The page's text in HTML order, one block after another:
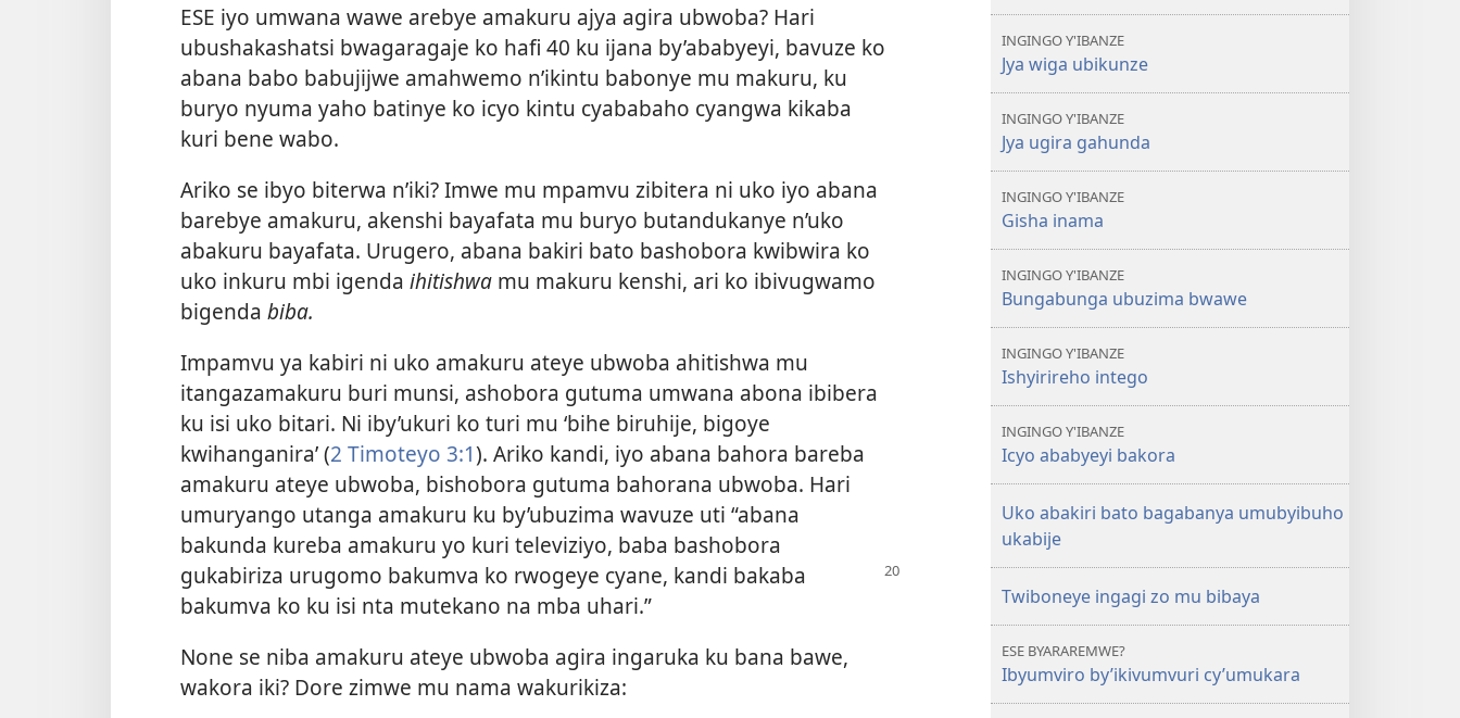
ESE iyo umwana wawe arebye amakuru ajya agira ubwoba? Hari
ubushakashatsi bwagaragaje ko hafi 40 ku ijana by’ababyeyi, bavuze ko
abana babo babujijwe amahwemo n’ikintu babonye mu makuru, ku
buryo nyuma yaho batinye ko icyo kintu cyababaho cyangwa kikaba
kuri bene wabo.
Ariko se ibyo biterwa n’iki? Imwe mu mpamvu zibitera ni uko iyo abana
barebye amakuru, akenshi bayafata mu buryo butandukanye n’uko
abakuru bayafata. Urugero, abana bakiri bato bashobora kwibwira ko
uko inkuru mbi igenda ihitishwa mu makuru kenshi, ari ko ibivugwamo
bigenda biba.
Impamvu ya kabiri ni uko amakuru ateye ubwoba ahitishwa mu
itangazamakuru buri munsi, ashobora gutuma umwana abona ibibera
ku isi uko bitari. Ni iby’ukuri ko turi mu ‘bihe biruhije, bigoye
kwihanganira’ (2 Timoteyo 3:1). Ariko kandi, iyo abana bahora bareba
amakuru ateye ubwoba, bishobora gutuma bahorana ubwoba. Hari
umuryango utanga amakuru ku by’ubuzima wavuze uti “abana
bakunda kureba amakuru yo kuri televiziyo, baba bashobora
gukabiriza urugomo bakumva ko rwogeye cyane, kandi bakaba
bakumva ko ku isi nta mutekano na mba uhari.”
None se niba amakuru ateye ubwoba agira ingaruka ku bana bawe,
wakora iki? Dore zimwe mu nama wakurikiza:
INGINGO Y'IBANZE
Jya wiga ubikunze
INGINGO Y'IBANZE
Jya ugira gahunda
INGINGO Y'IBANZE
Gisha inama
INGINGO Y'IBANZE
Bungabunga ubuzima bwawe
INGINGO Y'IBANZE
Ishyirireho intego
INGINGO Y'IBANZE
Icyo ababyeyi bakora
Uko abakiri bato bagabanya umubyibuho
ukabije
Twiboneye ingagi zo mu bibaya
ESE BYARAREMWE?
Ibyumviro by’ikivumvuri cy’umukara